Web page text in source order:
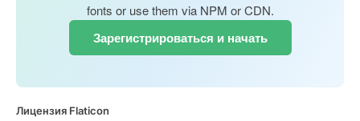
fonts or use them via NPM or CDN.
Зарегистрироваться и начать
Лицензия Flaticon